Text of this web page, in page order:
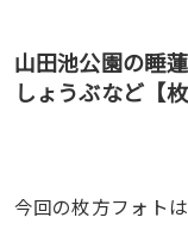
山田池公園の睡
しょうぶなど【
今回の枚方フォト